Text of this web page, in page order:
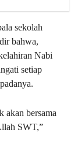
sekolah
bahwa,
Nabi
setiap
akan bersama
SWT,”